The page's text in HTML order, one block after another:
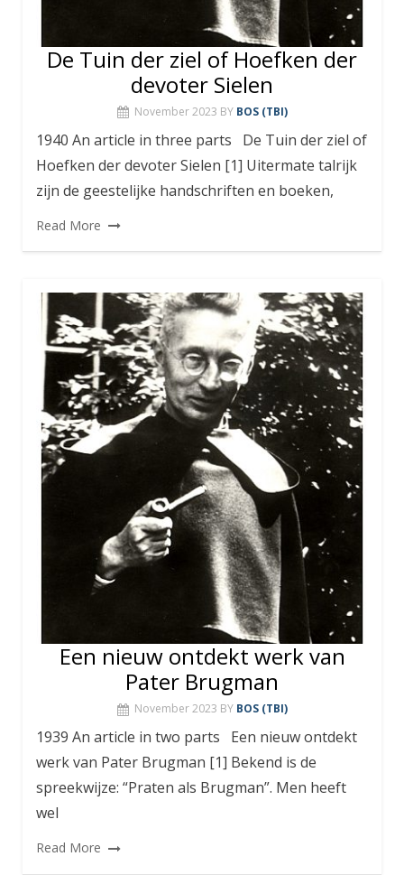
De Tuin der ziel of Hoefken der
devoter Sielen
November 2023 BY BOS (TBI)
1940 An article in three parts De Tuin der ziel of
Hoefken der devoter Sielen [1] Uitermate talrijk
zijn de geestelijke handschriften en boeken,
Read More
Een nieuw ontdekt werk van
Pater Brugman
November 2023 BY BOS (TBI)
1939 An article in two parts Een nieuw ontdekt
werk van Pater Brugman [1] Bekend is de
spreekwijze: “Praten als Brugman”. Men heeft
wel
Read More